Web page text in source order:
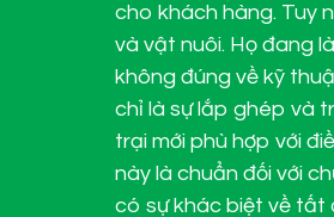
cho khách hàng. Tuy
và vật nuôi. Họ đang
không đúng về kỹ
chỉ là sự lắp ghép và
trại mới phù hợp với
này là chuẩn đối với
có sự khác biệt về tất